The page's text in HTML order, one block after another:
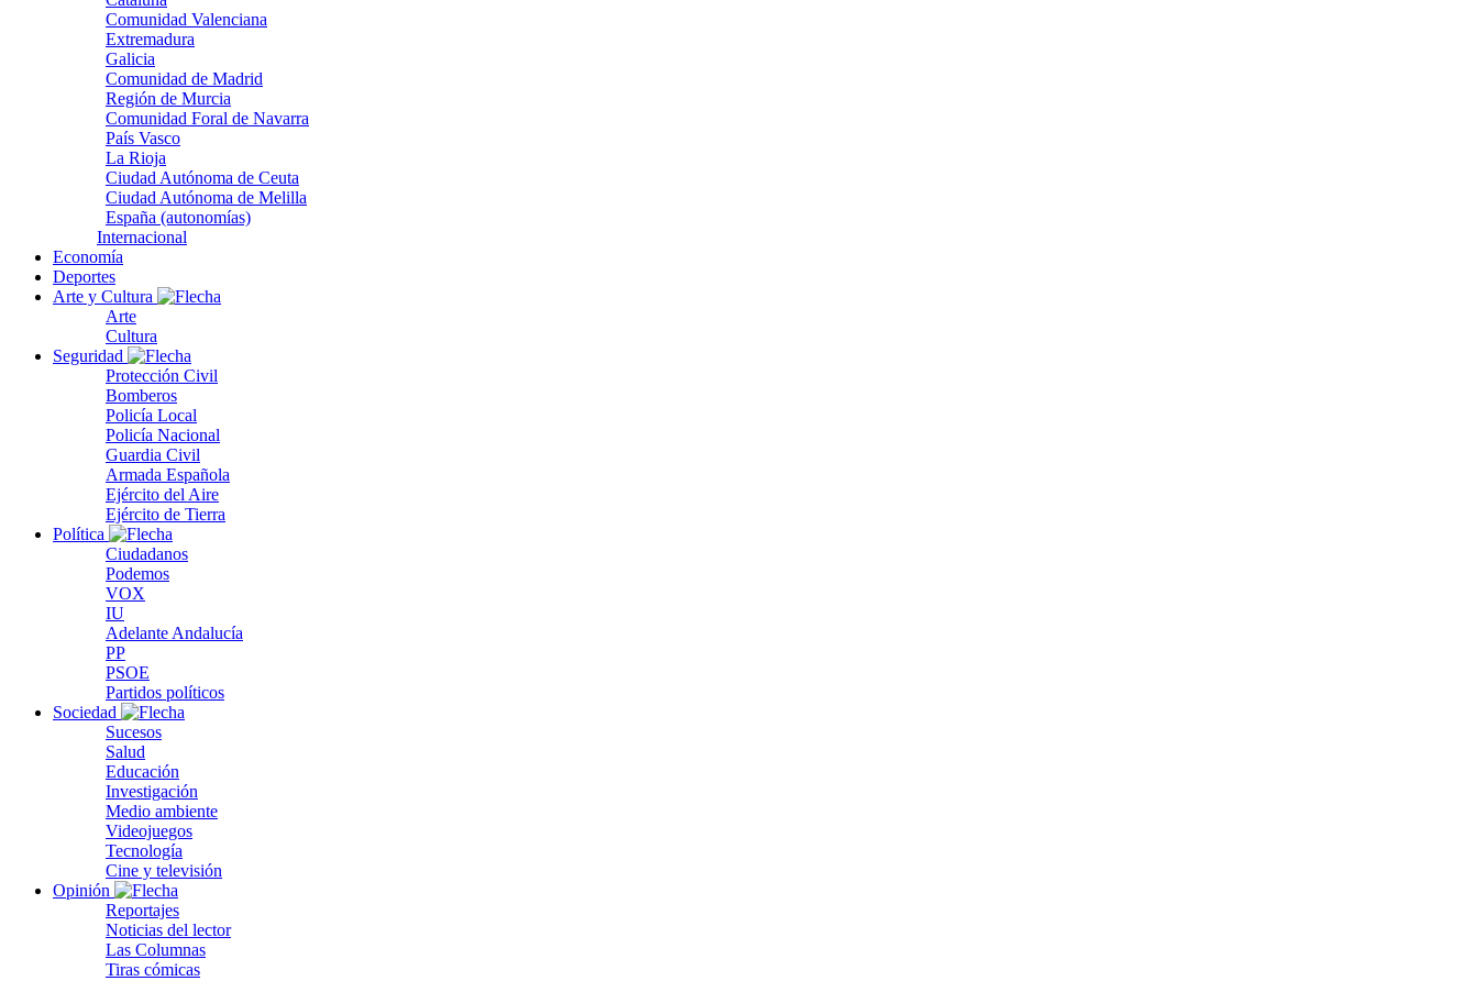
Comunidad Valenciana
Extremadura
Galicia
Comunidad de Madrid
Región de Murcia
Comunidad Foral de Navarra
País Vasco
La Rioja
Ciudad Autónoma de Ceuta
Ciudad Autónoma de Melilla
España (autonomías)
Internacional
Economía
Deportes
Arte y Cultura
Arte
Cultura
Seguridad
Protección Civil
Bomberos
Policía Local
Policía Nacional
Guardia Civil
Armada Española
Ejército del Aire
Ejército de Tierra
Política
Ciudadanos
Podemos
VOX
IU
Adelante Andalucía
PP
PSOE
Partidos políticos
Sociedad
Sucesos
Salud
Educación
Investigación
Medio ambiente
Videojuegos
Tecnología
Cine y televisión
Opinión
Reportajes
Noticias del lector
Las Columnas
Tiras cómicas